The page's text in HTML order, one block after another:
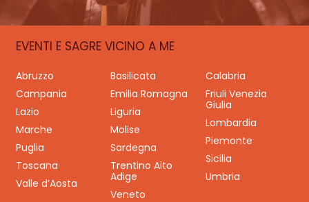
EVENTI E SAGRE VICINO A ME
Abruzzo Basilicata
Calabria
Campania
Emilia Romagna
Friuli Venezia
Giulia
Lazio
Liguria
Lombardia
Marche
Molise
Piemonte
Puglia
Sardegna
Sicilia
Toscana
Trentino Alto
Adige
Umbria
Valle d’Aosta
Veneto